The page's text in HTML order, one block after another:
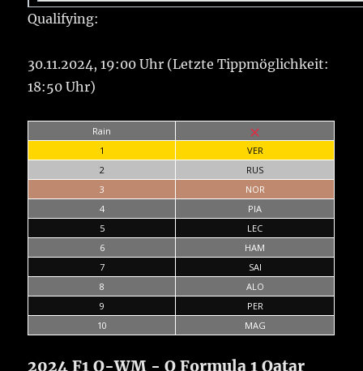
Qualifying:
30.11.2024, 19:00 Uhr (Letzte Tippmöglichkeit:
18:50 Uhr)
Rain
1
VER
2
RUS
3
NOR
4
PIA
5
LEC
6
HAM
7
SAI
8
ALO
9
PER
10
MAG
2024 F1 Q-WM - Q Formula 1 Qatar